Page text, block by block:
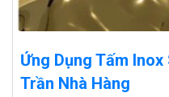
Ứng Dụng Tấm
Trần Nhà Hàng